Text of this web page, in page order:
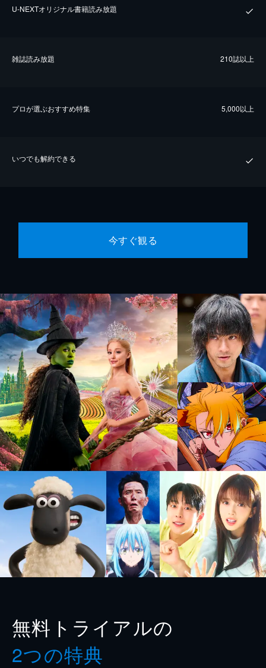
U-NEXTオリジナル書籍読み放題
雑誌読み放題 210誌以上
プロが選ぶおすすめ特集 5,000以上
いつでも解約できる
今すぐ観る
無料トライアルの
2つの特典